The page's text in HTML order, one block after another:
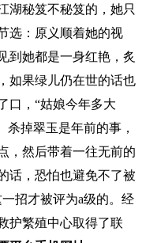
湖秘笈不秘笈的，她只
选：原义顺着她的视
到她都是一身红艳，炙
如果绿儿仍在世的话也
口，“姑娘今年多大
杀掉翠玉是年前的事，
，然后带着一往无前的
话，恐怕也避免不了被
招才被评为a级的。经
护繁殖中心取得了联